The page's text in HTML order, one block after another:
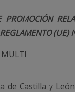
(UE)
MULTI
de Castilla y